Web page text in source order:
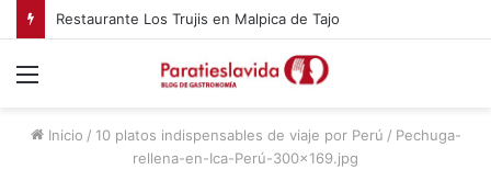
Restaurante Los Trujis en Malpica de Tajo
Inicio / 10 platos indispensables de viaje por Perú / Pechuga-
rellena-en-Ica-Perú-300×169.jpg